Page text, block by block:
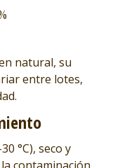
natural, su
entre lotes,
°C), seco y